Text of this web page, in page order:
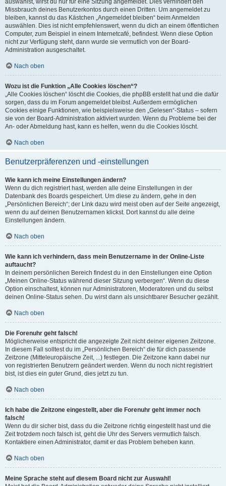
auswählst, wirst du nur für eine Sitzung angemeldet. Dies verhindert den
Missbrauch deines Benutzerkontos durch einen Dritten. Um angemeldet zu
bleiben, kannst du das Kästchen „Angemeldet bleiben“ beim Anmelden
auswählen. Dies ist nicht empfehlenswert, wenn du dich an einem öffentlichen
Computer, zum Beispiel in einem Internetcafé, befindest. Wenn diese Option
nicht zur Verfügung steht, dann wurde sie vermutlich von der Board-
Administration ausgeschaltet.
Nach oben
Wozu ist die Funktion „Alle Cookies löschen“?
„Alle Cookies löschen“ löscht die Cookies, die phpBB erstellt hat und die dafür
sorgen, dass du im Forum angemeldet bleibst. Außerdem ermöglichen
Cookies einige Funktionen, wie beispielsweise den „Gelesen“-Status – sofern
sie von der Board-Administration aktiviert wurden. Wenn du Probleme bei der
An- oder Abmeldung hast, kann es helfen, wenn du die Cookies löscht.
Nach oben
Benutzerpräferenzen und -einstellungen
Wie kann ich meine Einstellungen ändern?
Wenn du dich registriert hast, werden alle deine Einstellungen in der
Datenbank des Boards gespeichert. Um diese zu ändern, gehe in den
„Persönlichen Bereich“; der Link dazu wird meist oben auf der Seite angezeigt,
wenn du auf deinen Benutzernamen klickst. Dort kannst du alle deine
Einstellungen ändern.
Nach oben
Wie kann ich verhindern, dass mein Benutzername in der Online-Liste
auftaucht?
In deinem persönlichen Bereich findest du in den Einstellungen eine Option
„Meinen Online-Status während dieser Sitzung verbergen“. Wenn du diese
Option einschaltest, können nur Administratoren, Moderatoren und du selbst
deinen Online-Status sehen. Du wirst dann als unsichtbarer Besucher gezählt.
Nach oben
Die Forenuhr geht falsch!
Möglicherweise entspricht die angezeigte Zeit nicht deiner eigenen Zeitzone.
In diesem Fall solltest du im „Persönlichen Bereich“ die für dich passende
Zeitzone (Mitteleuropäische Zeit, ...) festlegen. Die Zeitzone kann dabei nur
von registrierten Benutzern geändert werden. Wenn du noch nicht registriert
bist, ist dies ein guter Grund, dies jetzt zu tun.
Nach oben
Ich habe die Zeitzone eingestellt, aber die Forenuhr geht immer noch
falsch!
Wenn du dir sicher bist, dass du die Zeitzone richtig eingestellt hast und die
Zeit trotzdem noch falsch ist, geht die Uhr des Servers vermutlich falsch.
Kontaktiere einen Administrator, damit er das Problem beheben kann.
Nach oben
Meine Sprache steht auf diesem Board nicht zur Auswahl!